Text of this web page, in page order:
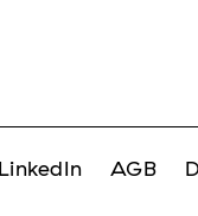
LinkedIn AGB